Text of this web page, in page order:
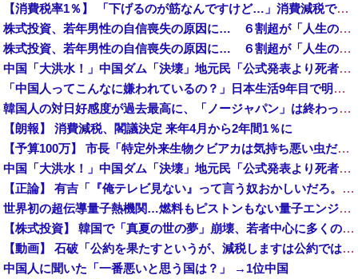
【消費税率1％】 「下げるのが筋なんですけど…」消費減税で値下がりする分と同じだけ商品を値上げして店頭価格を変えない店も
株式投資、若年男性の自信喪失の原因に… ６割超が「人生の敗者」自認か
株式投資、若年男性の自信喪失の原因に… ６割超が「人生の敗者」自認か
中国「大洪水！」中国ダム「決壊」地元民「公式発表より死者多い！」中国政府「住民拘束！（安否不明」中国当局「救助隊動画も削除」台風13号「三峡ダム接近中」→
「中国人ってこんなに嫌われているの？」日本生活9年目で明かす本心！
韓国人の対日好感度が過去最高に、「ノージャパン」は終わった？＝ネット「中国より100倍いい」
【朗報】 消費減税、閣議決定 来年4月から2年間1％に
【予算100万】 市長「特定外来生物クビアカは気持ち悪い虫だしそんな需要ないと思う」1匹300円相当の報奨金→初日に42万取られ焦り
中国「大洪水！」中国ダム「決壊」地元民「公式発表より死者多い！」中国政府「住民拘束！（安否不明」中国当局「救助隊動画も削除」台風13号「三峡ダム接近中」→
【正論】 有吉「『俺テレビ見ない』って言う奴おかしいだろ。団子屋で『団子食べない』って言うか？」
世界初の超伝導量子熱機関…燃料もピストンもない量子エンジンが回った！
【株式投資】 韓国で「真夏の世の夢」崩壊、若者中心に多くの人が「人生オワタ」―中国メディア
【動画】 石破「公約を果たすというが、減税しますは公約ではない。検討を加速するというのが公約だ」
中国人に聞いた「一番悪いと思う国は？」 →1位中国